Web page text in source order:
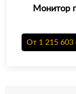
Монитор
От 1 215 603